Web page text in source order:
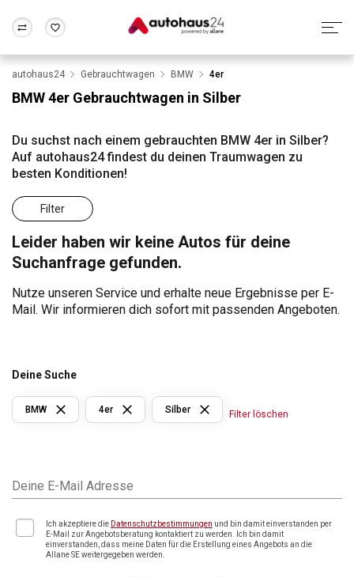
Wir bewerten dein Auto
Alle Fragen & Antworten
Rund um die Inzahlungnahme
Frankfurt Wuppertal
autohaus24 Gebrauchtwagen BMW 4er
BMW 4er Gebrauchtwagen in Silber
Du suchst nach einem gebrauchten BMW 4er in Silber?
Auf autohaus24 findest du deinen Traumwagen zu
besten Konditionen!
Filter
Leider haben wir keine Autos für deine
Suchanfrage gefunden.
Nutze unseren Service und erhalte neue Ergebnisse per E-
Mail. Wir informieren dich sofort mit passenden Angeboten.
Deine Suche
BMW 4er Silber Filter löschen
Deine E-Mail Adresse
Ich akzeptiere die Datenschutzbestimmungen und bin damit einverstanden per
E-Mail zur Angebotsberatung kontaktiert zu werden. Ich bin damit
einverstanden, dass meine Daten für die Erstellung eines Angebots an die
Allane SE weitergegeben werden.